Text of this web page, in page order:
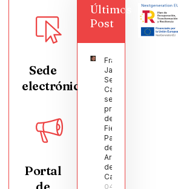
Sede
electrónica
Portal
Últimos
Post
Francisco
Javier
Segura
Castellanos
será el
pregonero
de las
Fiestas
Patronales
de
Argamasilla
de
Calatrava
04/08/2026